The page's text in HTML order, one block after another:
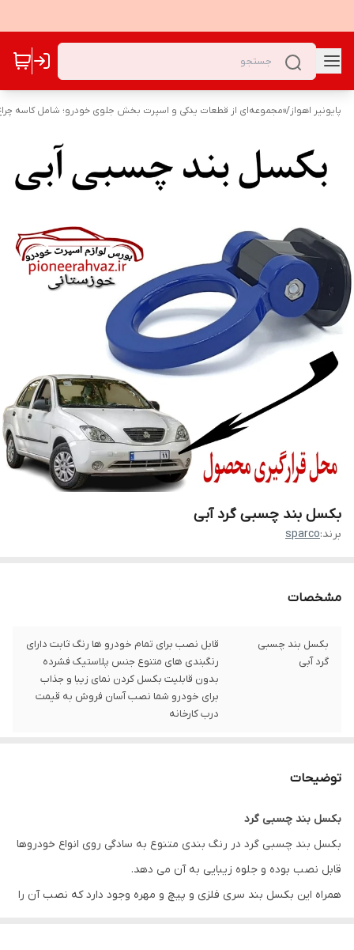
پایونیر اهواز/«مجموعه‌ای از قطعات یدکی و اسپرت بخش جلوی خودرو؛ شامل کاسه
بکسل بند چسبی گرد آبی
برند:sparco
مشخصات
بکسل بند چسبی
گرد آبی
قابل نصب برای تمام خودرو ها رنگ ثابت دارای
رنگبندی های متنوع جنس پلاستیک فشرده
بدون قابلیت بکسل کردن نمای زیبا و جذاب
برای خودرو شما نصب آسان فروش به قیمت
درب کارخانه
توضیحات
بکسل بند چسبی گرد
بکسل بند چسبی گرد در رنگ بندی متنوع به سادگی روی انواع خودروها
قابل نصب بوده و جلوه زیبایی به آن می دهد.
همراه این بکسل بند سری فلزی و پیچ و مهره وجود دارد که نصب آن را